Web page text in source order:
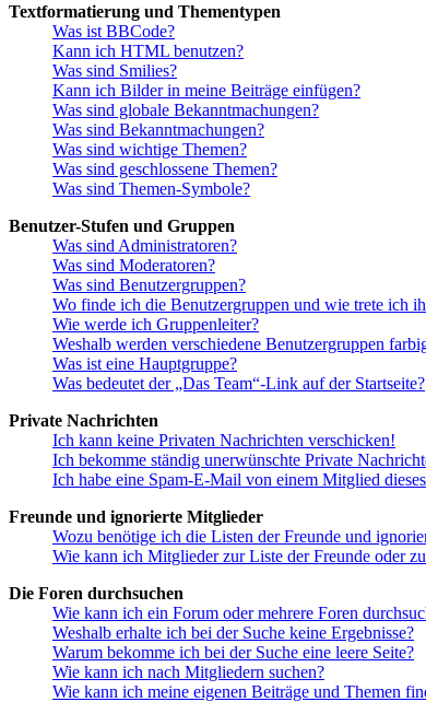
Textformatierung und Thementypen
Was ist BBCode?
Kann ich HTML benutzen?
Was sind Smilies?
Kann ich Bilder in meine Beiträge einfügen?
Was sind globale Bekanntmachungen?
Was sind Bekanntmachungen?
Was sind wichtige Themen?
Was sind geschlossene Themen?
Was sind Themen-Symbole?
Benutzer-Stufen und Gruppen
Was sind Administratoren?
Was sind Moderatoren?
Was sind Benutzergruppen?
Wo finde ich die Benutzergruppen und wie trete ich
Wie werde ich Gruppenleiter?
Weshalb werden verschiedene Benutzergruppen
Was ist eine Hauptgruppe?
Was bedeutet der „Das Team“-Link auf der Startseite?
Private Nachrichten
Ich kann keine Privaten Nachrichten verschicken!
Ich bekomme ständig unerwünschte Private
Ich habe eine Spam-E-Mail von einem Mitglied
Freunde und ignorierte Mitglieder
Wozu benötige ich die Listen der Freunde und
Wie kann ich Mitglieder zur Liste der Freunde oder
Die Foren durchsuchen
Wie kann ich ein Forum oder mehrere Foren
Weshalb erhalte ich bei der Suche keine Ergebnisse?
Warum bekomme ich bei der Suche eine leere Seite?
Wie kann ich nach Mitgliedern suchen?
Wie kann ich meine eigenen Beiträge und Themen